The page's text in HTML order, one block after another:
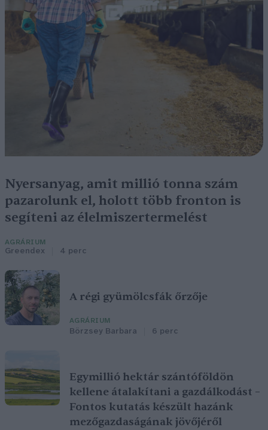
Nyersanyag, amit millió tonna szám
pazarolunk el, holott több fronton is
segíteni az élelmiszertermelést
AGRÁRIUM
Greendex 4 perc
A régi gyümölcsfák őrzője
AGRÁRIUM
Börzsey Barbara 6 perc
Egymillió hektár szántóföldön
kellene átalakítani a gazdálkodást –
Fontos kutatás készült hazánk
mezőgazdaságának jövőjéről